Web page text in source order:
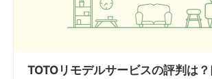
TOTOリモデルサービスの評判は